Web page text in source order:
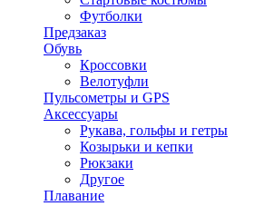
Футболки
Предзаказ
Обувь
Кроссовки
Велотуфли
Пульсометры и GPS
Аксессуары
Рукава, гольфы и гетры
Козырьки и кепки
Рюкзаки
Другое
Плавание